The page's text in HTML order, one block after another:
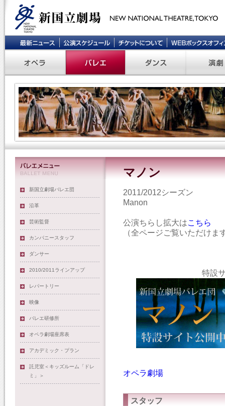
新国立劇場バレエ団
沿革
芸術監督
カンパニースタッフ
ダンサー
2010/2011ラインアップ
レパートリー
映像
バレエ研修所
オペラ劇場座席表
アカデミック・プラン
託児室＜キッズルーム「ドレ
ミ」＞
マノン
2011/2012シーズン
Manon
公演ちらし拡大はこちら
（全ページご覧いただけま
特設
オペラ劇場
スタッフ